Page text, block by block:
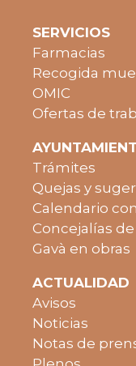
SERVICIOS
Farmacias
Recogida
OMIC
Ofertas de
Trámites
Quejas y
Calendario
Concejalías
Gavà en obras
ACTUALIDAD
Avisos
Noticias
Notas de